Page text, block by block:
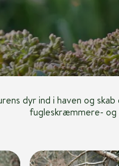
dyr ind i haven og
fugleskræmmere-